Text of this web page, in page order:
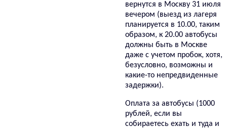
вернутся в Москву 31 июля
вечером (выезд из лагеря
планируется в 10.00, таким
образом, к 20.00 автобусы
должны быть в Москве
даже с учетом пробок, хотя,
безусловно, возможны и
какие-то непредвиденные
задержки).
Оплата за автобусы (1000
рублей, если вы
собираетесь ехать и туда и